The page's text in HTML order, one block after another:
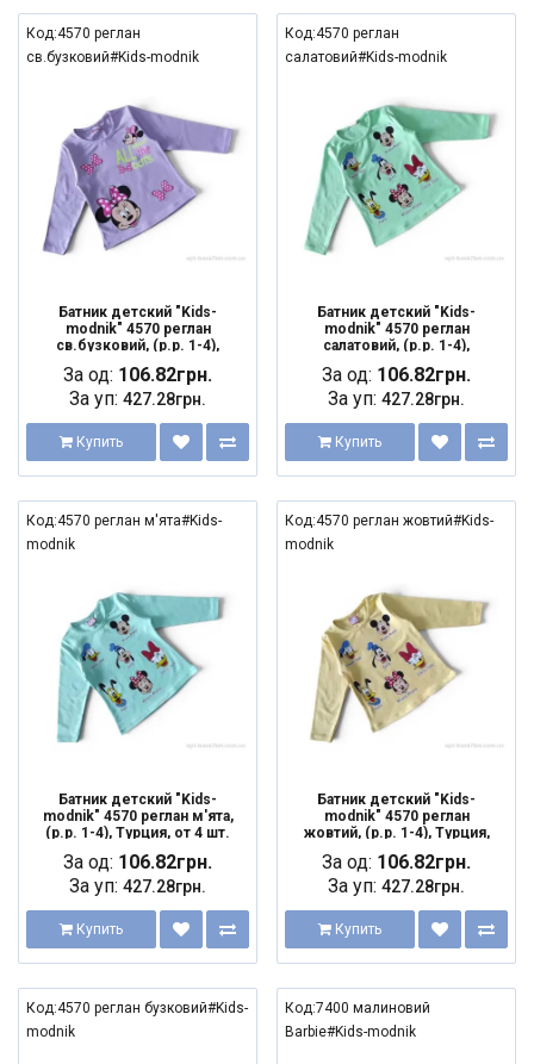
Код:4570 реглан
св.бузковий#Kids-modnik
Батник детский "Kids-
modnik" 4570 реглан
св.бузковий, (р.р. 1-4),
За од: 106.82грн.
За уп: 427.28грн.
Купить
Код:4570 реглан
салатовий#Kids-modnik
Батник детский "Kids-
modnik" 4570 реглан
салатовий, (р.р. 1-4),
За од: 106.82грн.
За уп: 427.28грн.
Купить
Код:4570 реглан м'ята#Kids-
modnik
Батник детский "Kids-
modnik" 4570 реглан м'ята,
(р.р. 1-4), Турция, от 4 шт.
За од: 106.82грн.
За уп: 427.28грн.
Купить
Код:4570 реглан жовтий#Kids-
modnik
Батник детский "Kids-
modnik" 4570 реглан
жовтий, (р.р. 1-4), Турция,
За од: 106.82грн.
За уп: 427.28грн.
Купить
Код:4570 реглан бузковий#Kids-
modnik
Код:7400 малиновий
Barbie#Kids-modnik